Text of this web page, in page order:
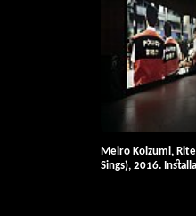
Meiro Koizumi,
Sings), 2016.